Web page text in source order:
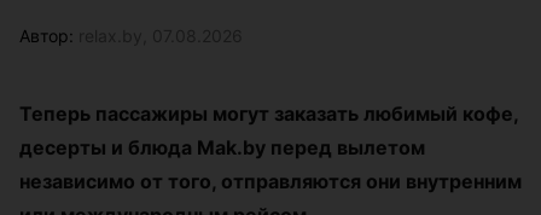
Автор:
Теперь пассажиры могут заказать любимый кофе,
десерты и блюда Mak.by перед вылетом
независимо от того, отправляются они внутренним